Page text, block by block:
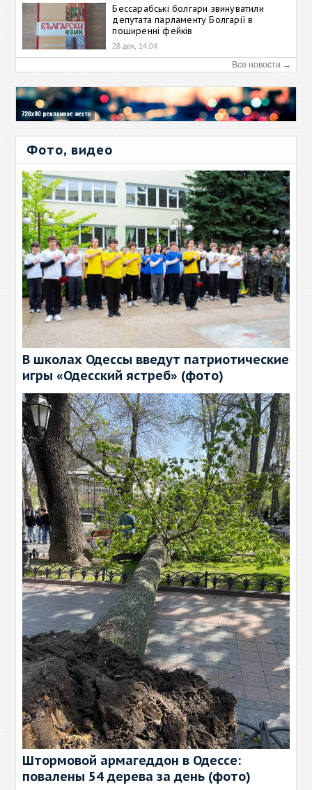
Бессарабські болгари звинуватили
депутата парламенту Болгарії в
поширенні фейків
28 дек, 14:04
Все новости →
Фото, видео
В школах Одессы введут патриотические
игры «Одесский ястреб» (фото)
Штормовой армагеддон в Одессе:
повалены 54 дерева за день (фото)